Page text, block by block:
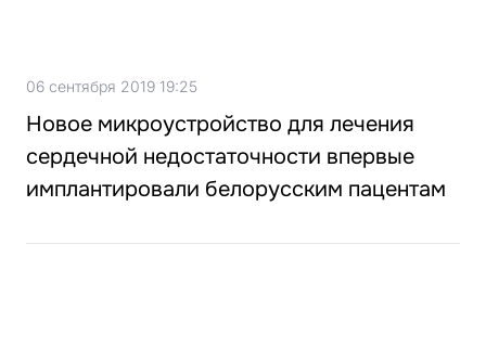
06 сентября 2019 19:25
Новое микроустройство для лечения
сердечной недостаточности впервые
имплантировали белорусским пацентам